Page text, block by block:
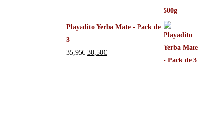
Playadito Yerba Mate - Pack de
3
35,95€ 30,50€